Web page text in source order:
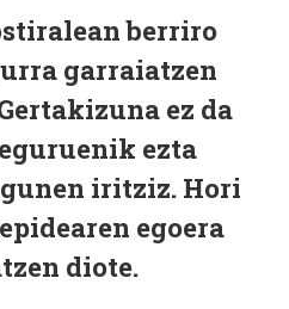
berriro
garraiatzen
ez da
ezta
iritziz. Hori
egoera
diote.